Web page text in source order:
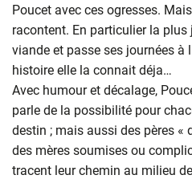
Poucet avec ces ogresses.
racontent. En particulier la
viande et passe ses journées à
histoire elle la connait déja…
Avec humour et décalage,
parle de la possibilité pour
destin ; mais aussi des pères «
des mères soumises ou
tracent leur chemin au milieu